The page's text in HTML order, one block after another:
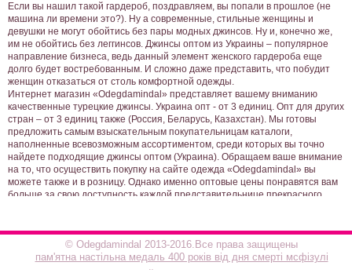
Если вы нашил такой гардероб, поздравляем, вы попали в прошлое (не
машина ли времени это?). Ну а современные, стильные женщины и
девушки не могут обойтись без пары модных джинсов. Ну и, конечно же,
им не обойтись без леггинсов. Джинсы оптом из Украины – популярное
направление бизнеса, ведь данный элемент женского гардероба еще
долго будет востребованным. И сложно даже представить, что побудит
женщин отказаться от столь комфортной одежды.
Интернет магазин «Odegdamindal» представляет вашему вниманию
качественные турецкие джинсы. Украина опт - от 3 единиц. Опт для других
стран – от 3 единиц также (Россия, Беларусь, Казахстан). Мы готовы
предложить самым взыскательным покупательницам каталоги,
наполненные всевозможным ассортиментом, среди которых вы точно
найдете подходящие джинсы оптом (Украина). Обращаем ваше внимание
на то, что осуществить покупку на сайте одежда «Odegdamindal» вы
можете также и в розницу. Однако именно оптовые цены понравятся вам
больше за свою доступность каждой представительнице прекрасного
нашего магазина одежды онлайн. Каждой девушке мы даем возможность
подчеркнуть свои главные достоинства – женственность, хрупкость,
стройность. Ни для кого не секрет, что красота ног играет не последнюю
роль в оценке имиджа девушки мужчинами. Иными словами, мужчины
© Odegdamindal 2013-2016.Все права защищены
пам'ятна настільна медаль 400 років від дня смерті мсфізулі